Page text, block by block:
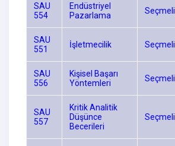
SAU
554
Endüstriyel
Pazarlama
Seçmeli
SAU
551
İşletmecilik Seçmeli
SAU
556
Kişisel Başarı
Yöntemleri
Seçmeli
SAU
557
Kritik Analitik
Düşünce
Becerileri
Seçmeli